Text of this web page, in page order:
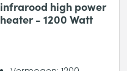
infrarood high power
heater - 1200 Watt